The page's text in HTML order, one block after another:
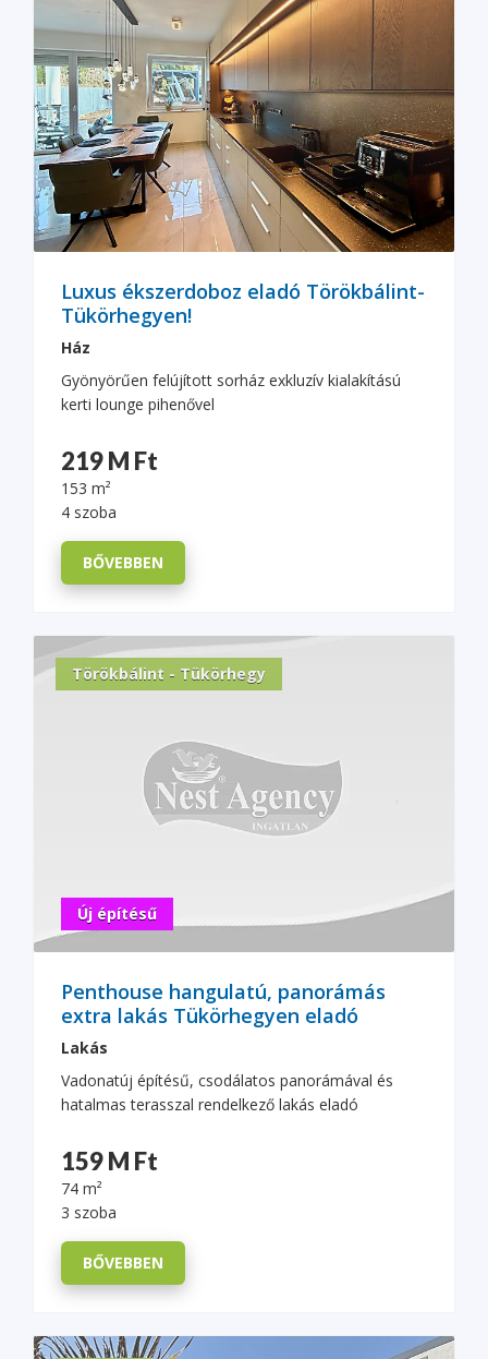
Luxus ékszerdoboz eladó Törökbálint-
Tükörhegyen!
Ház
Gyönyörűen felújított sorház exkluzív kialakítású
kerti lounge pihenővel
219 M Ft
153 m²
4 szoba
BŐVEBBEN
Törökbálint - Tükörhegy
Új építésű
Penthouse hangulatú, panorámás
extra lakás Tükörhegyen eladó
Lakás
Vadonatúj építésű, csodálatos panorámával és
hatalmas terasszal rendelkező lakás eladó
159 M Ft
74 m²
3 szoba
BŐVEBBEN